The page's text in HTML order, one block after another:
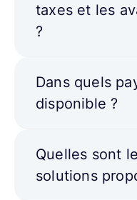
taxes et les
?
Dans quels
disponible ?
Quelles sont
solutions